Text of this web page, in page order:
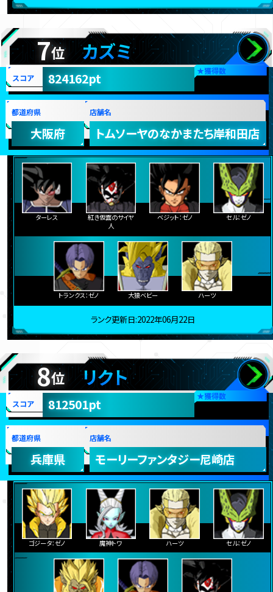
7位 カズミ
★獲得数
スコア 824162pt
都道府県
大阪府
店舗名
トムソーヤのなかまたち岸和田店
ターレス
紅き仮面のサイヤ
人
ベジット：ゼノ セル：ゼノ
トランクス：ゼノ 大猿ベビー ハーツ
ランク更新日:2022年06月22日
8位 リクト
★獲得数
スコア 812501pt
都道府県
兵庫県
店舗名
モーリーファンタジー尼崎店
ゴジータ：ゼノ 魔神トワ ハーツ セル：ゼノ